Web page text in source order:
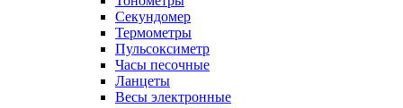
Секундомер
Термометры
Пульсоксиметр
Часы песочные
Ланцеты
Весы электронные